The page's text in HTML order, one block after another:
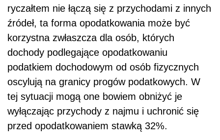
ryczałtem nie łączą się z przychodami z innych
źródeł, ta forma opodatkowania może być
korzystna zwłaszcza dla osób, których
dochody podlegające opodatkowaniu
podatkiem dochodowym od osób fizycznych
oscylują na granicy progów podatkowych. W
tej sytuacji mogą one bowiem obniżyć je
wyłączając przychody z najmu i uchronić się
przed opodatkowaniem stawką 32%.